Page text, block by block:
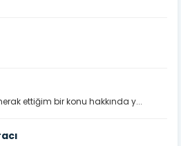
ettiğim bir konu hakkında y...